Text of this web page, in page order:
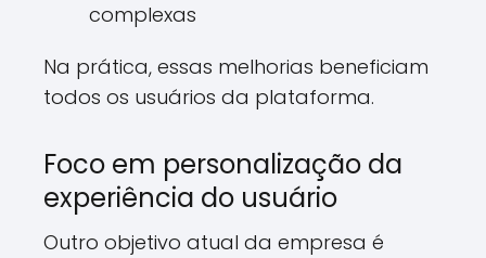
complexas
Na prática, essas melhorias beneficiam
todos os usuários da plataforma.
Foco em personalização da
experiência do usuário
Outro objetivo atual da empresa é